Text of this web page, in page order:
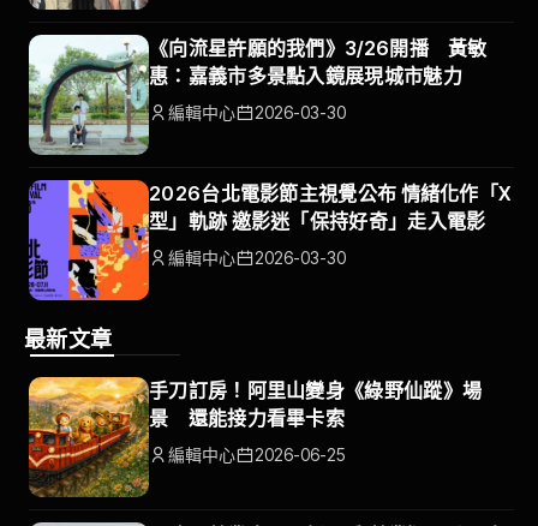
《向流星許願的我們》3/26開播 黃敏
惠：嘉義市多景點入鏡展現城市魅力
編輯中心 2026-03-30
2026台北電影節主視覺公布 情緒化作「X
型」軌跡 邀影迷「保持好奇」走入電影
編輯中心 2026-03-30
最新文章
手刀訂房！阿里山變身《綠野仙蹤》場
景 還能接力看畢卡索
編輯中心 2026-06-25